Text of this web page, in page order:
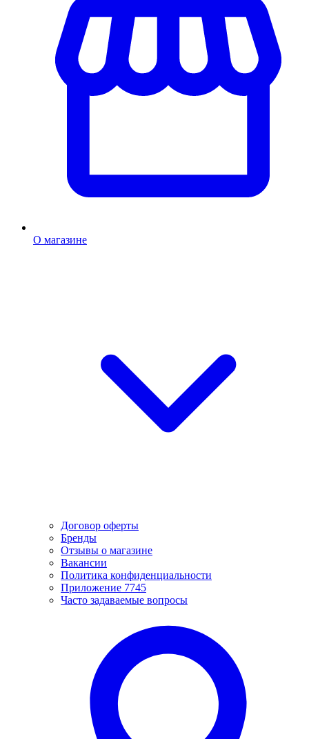
О магазине
Договор оферты
Бренды
Отзывы о магазине
Вакансии
Политика конфиденциальности
Приложение 7745
Часто задаваемые вопросы